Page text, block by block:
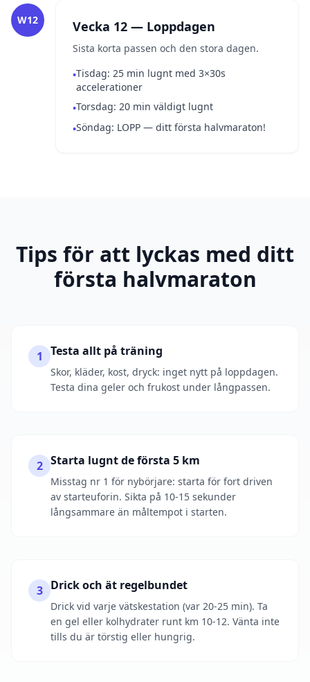
W12 Vecka 12 — Loppdagen
Sista korta passen och den stora dagen.
•Tisdag: 25 min lugnt med 3×30s
accelerationer
•Torsdag: 20 min väldigt lugnt
•Söndag: LOPP — ditt första halvmaraton!
Tips för att lyckas med ditt
första halvmaraton
1 Testa allt på träning
Skor, kläder, kost, dryck: inget nytt på loppdagen.
Testa dina geler och frukost under långpassen.
2 Starta lugnt de första 5 km
Misstag nr 1 för nybörjare: starta för fort driven
av starteuforin. Sikta på 10-15 sekunder
långsammare än måltempot i starten.
3 Drick och ät regelbundet
Drick vid varje vätskestation (var 20-25 min). Ta
en gel eller kolhydrater runt km 10-12. Vänta inte
tills du är törstig eller hungrig.